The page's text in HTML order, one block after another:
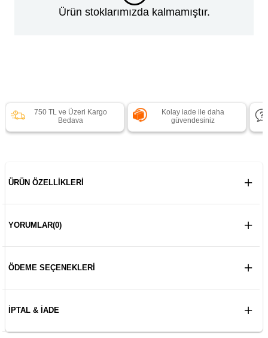
Ürün stoklarımızda kalmamıştır.
750 TL ve Üzeri Kargo
Bedava
Kolay iade ile daha
güvendesiniz
ÜRÜN ÖZELLIKLERI
YORUMLAR(0)
ÖDEME SEÇENEKLERI
İPTAL & İADE